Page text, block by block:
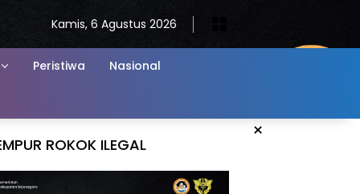
Kamis, 6 Agustus 2026
Peristiwa Nasional
×
ROKOK ILEGAL